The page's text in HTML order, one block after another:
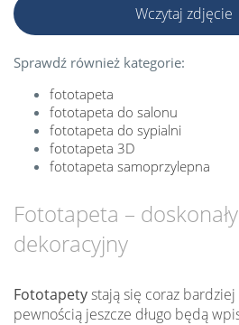
Wczytaj zdjęcie
Sprawdź również kategorie:
fototapeta
fototapeta do salonu
fototapeta do sypialni
fototapeta 3D
fototapeta samoprzylepna
Fototapeta –
dekoracyjny
Fototapetystają się coraz
pewnością jeszcze długo będą